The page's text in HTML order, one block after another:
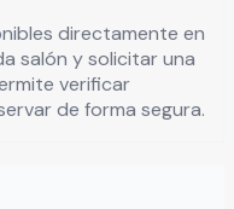
directamente en
salón y solicitar una
verificar
de forma segura.